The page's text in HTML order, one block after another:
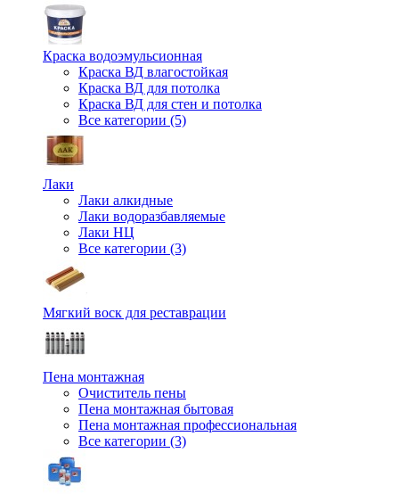
Краска водоэмульсионная
Краска ВД влагостойкая
Краска ВД для потолка
Краска ВД для стен и потолка
Все категории (5)
Лаки
Лаки алкидные
Лаки водоразбавляемые
Лаки НЦ
Все категории (3)
Мягкий воск для реставрации
Пена монтажная
Очиститель пены
Пена монтажная бытовая
Пена монтажная профессиональная
Все категории (3)